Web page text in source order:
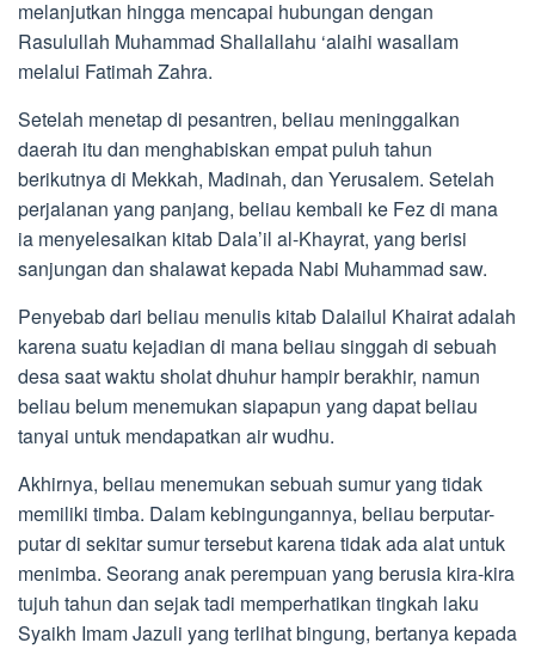
melanjutkan hingga mencapai hubungan dengan
Rasulullah Muhammad Shallallahu ‘alaihi wasallam
melalui Fatimah Zahra.
Setelah menetap di pesantren, beliau meninggalkan
daerah itu dan menghabiskan empat puluh tahun
berikutnya di Mekkah, Madinah, dan Yerusalem. Setelah
perjalanan yang panjang, beliau kembali ke Fez di mana
ia menyelesaikan kitab Dala’il al-Khayrat, yang berisi
sanjungan dan shalawat kepada Nabi Muhammad saw.
Penyebab dari beliau menulis kitab Dalailul Khairat adalah
karena suatu kejadian di mana beliau singgah di sebuah
desa saat waktu sholat dhuhur hampir berakhir, namun
beliau belum menemukan siapapun yang dapat beliau
tanyai untuk mendapatkan air wudhu.
Akhirnya, beliau menemukan sebuah sumur yang tidak
memiliki timba. Dalam kebingungannya, beliau berputar-
putar di sekitar sumur tersebut karena tidak ada alat untuk
menimba. Seorang anak perempuan yang berusia kira-kira
tujuh tahun dan sejak tadi memperhatikan tingkah laku
Syaikh Imam Jazuli yang terlihat bingung, bertanya kepada